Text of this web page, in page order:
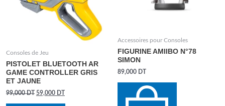
Consoles de Jeu
PISTOLET BLUETOOTH AR
GAME CONTROLLER GRIS
ET JAUNE
99,000DT 59,000 DT
Accessoires pour Consoles
FIGURINE AMIIBO N°78
SIMON
89,000 DT